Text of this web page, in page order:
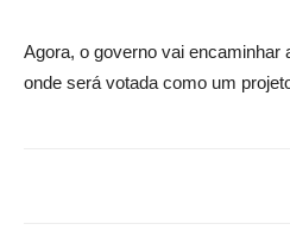
Agora, o governo vai encaminhar
onde será votada como um